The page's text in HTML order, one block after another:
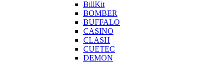
BillKit
BOMBER
BUFFALO
CASINO
CLASH
CUETEC
DEMON